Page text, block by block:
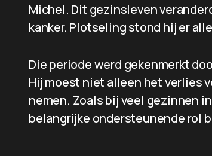
Michel. Dit gezinsleven
kanker. Plotseling stond hij er
Die periode werd gekenmerkt
Hij moest niet alleen het verlies
nemen. Zoals bij veel gezinnen
belangrijke ondersteunende rol